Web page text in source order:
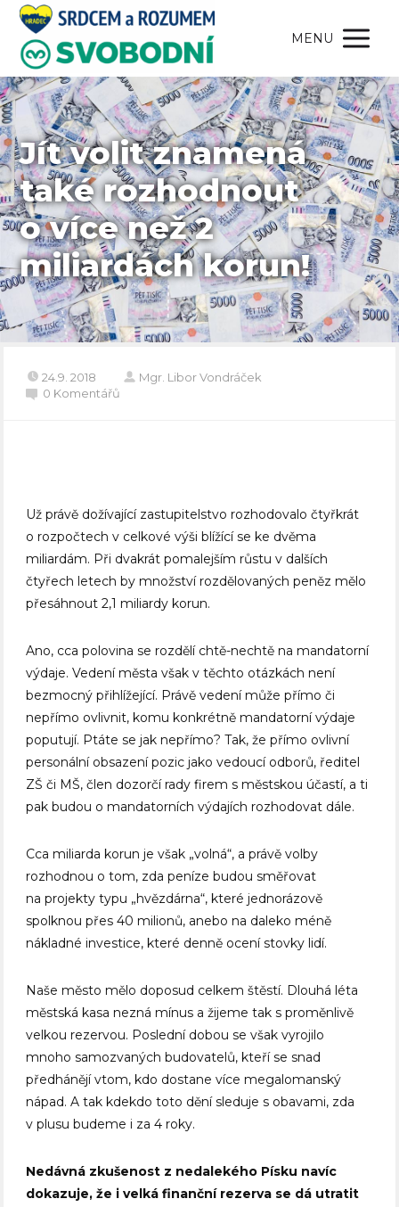
MENU
Jít volit znamená
také rozhodnout
o více než 2
miliardách korun!
24.9. 2018
Mgr. Libor Vondráček
0 Komentářů
Už právě dožívající zastupitelstvo rozhodovalo čtyřkrát
o rozpočtech v celkové výši blížící se ke dvěma
miliardám. Při dvakrát pomalejším růstu v dalších
čtyřech letech by množství rozdělovaných peněz mělo
přesáhnout 2,1 miliardy korun.
Ano, cca polovina se rozdělí chtě-nechtě na mandatorní
výdaje. Vedení města však v těchto otáz­kách není
bezmocný přihlížející. Právě vedení může přímo či
nepřímo ovlivnit, komu konkrétně mandatorní výdaje
poputují. Ptáte se jak nepřímo? Tak, že přímo ovlivní
personální obsazení pozic jako vedoucí odborů, ředitel
ZŠ či MŠ, člen dozorčí rady firem s městskou účastí, a ti
pak budou o mandatorních výdajích rozhodovat dále.
Cca miliarda korun je však „volná“, a právě volby
rozhodnou o tom, zda peníze budou směřovat
na projekty typu „hvězdárna“, které jednorázově
spolknou přes 40 milionů, anebo na daleko méně
nákladné investice, které denně ocení stovky lidí.
Naše město mělo doposud celkem štěstí. Dlouhá léta
městská kasa nezná mínus a žijeme tak s proměnlivě
velkou rezervou. Poslední dobou se však vyrojilo
mnoho samozvaných budovatelů, kteří se snad
předhánějí vtom, kdo dostane více megalomanský
nápad. A tak kdekdo toto dění sleduje s obavami, zda
v plusu budeme i za 4 roky.
Nedávná zkušenost z nedalekého Písku navíc
dokazuje, že i velká finanční rezerva se dá utratit